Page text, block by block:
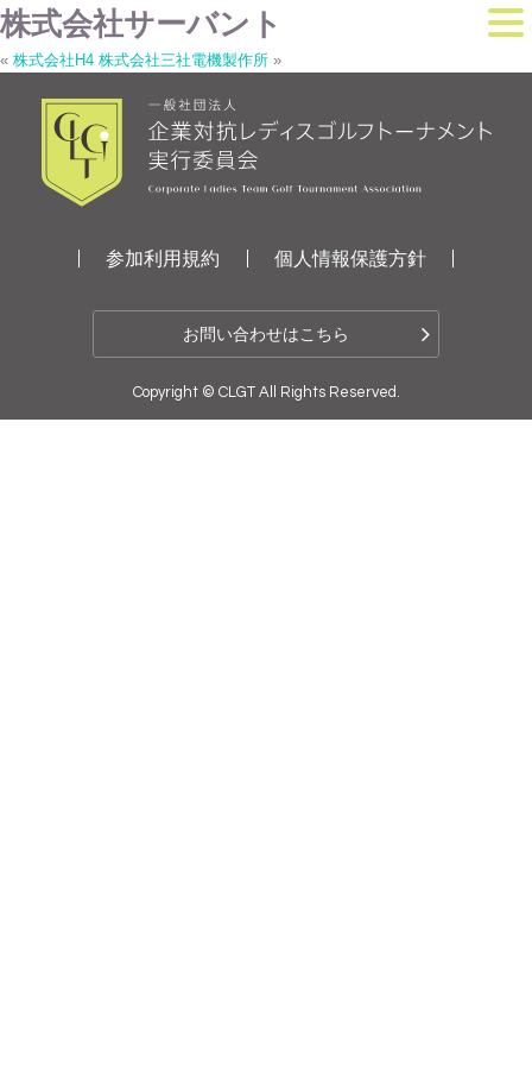
株式会社サーバント
« 株式会社H4 株式会社三社電機製作所 »
参加利用規約 個人情報保護方針
お問い合わせはこちら
Copyright © CLGT All Rights Reserved.